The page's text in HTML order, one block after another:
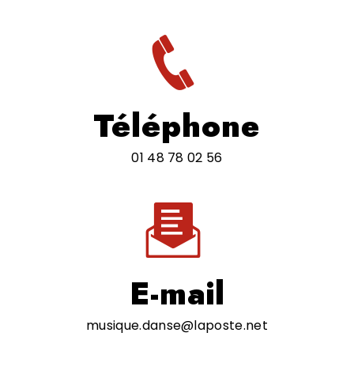
Téléphone
01 48 78 02 56
E-mail
musique.danse@laposte.net